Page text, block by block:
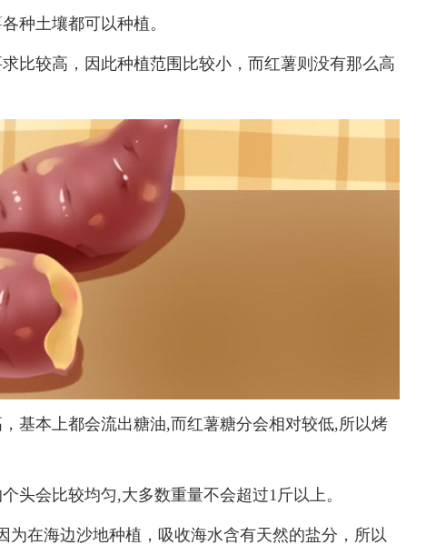
土壤都可以种植。
较高，因此种植范围比较小，而红薯则没有那么高
本上都会流出糖油,而红薯糖分会相对较低,所以烤
会比较均匀,大多数重量不会超过1斤以上。
在海边沙地种植，吸收海水含有天然的盐分，所以